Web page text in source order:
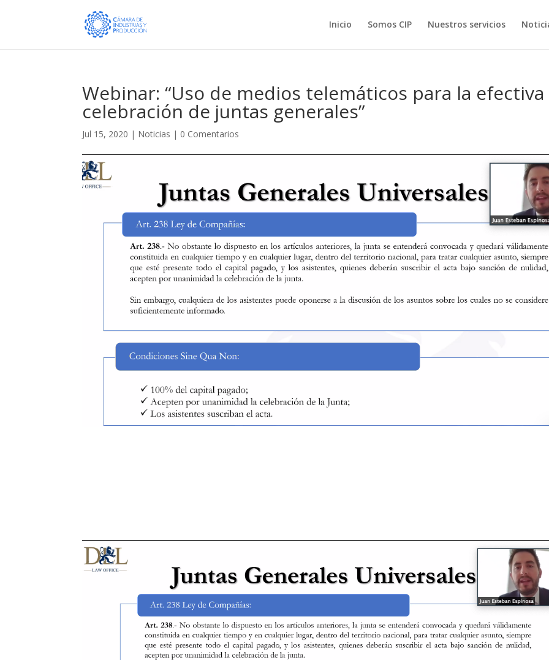
Inicio Somos CIP Nuestros servicios
Webinar: “Uso de medios telemáticos para la efectiva
celebración de juntas generales”
Jul 15, 2020 | Noticias | 0 Comentarios